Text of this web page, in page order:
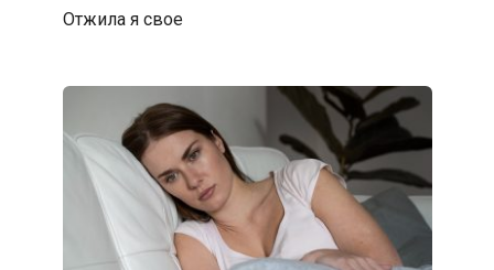
Отжила я свое